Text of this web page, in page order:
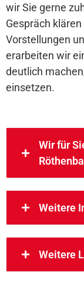
wir Sie gerne
Gespräch
Vorstellungen
erarbeiten wir
deutlich
einsetzen.
Wir für
Weitere
Weitere